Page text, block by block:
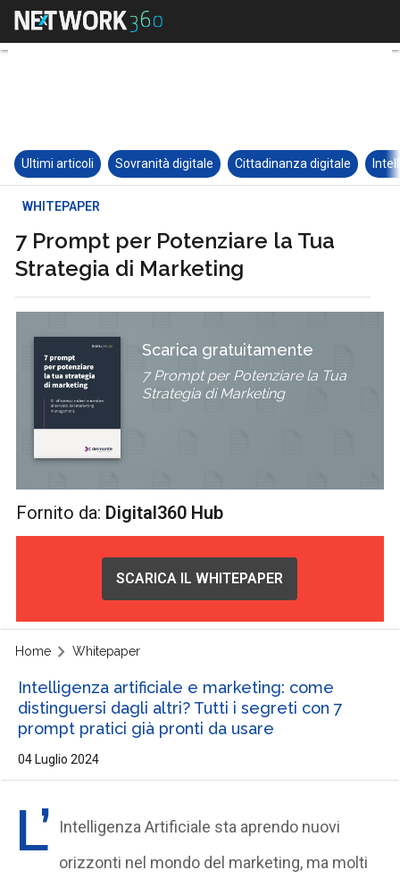
Ultimi articoli Sovranità digitale Cittadinanza digitale
WHITEPAPER
7 Prompt per Potenziare la Tua
Strategia di Marketing
Scarica gratuitamente
7 Prompt per Potenziare la Tua
Strategia di Marketing
Fornito da: Digital360 Hub
SCARICA IL WHITEPAPER
Home Whitepaper
Intelligenza artificiale e marketing: come
distinguersi dagli altri? Tutti i segreti con 7
prompt pratici già pronti da usare
04 Luglio 2024
L’
Intelligenza Artificiale sta aprendo nuovi
orizzonti nel mondo del marketing, ma molti